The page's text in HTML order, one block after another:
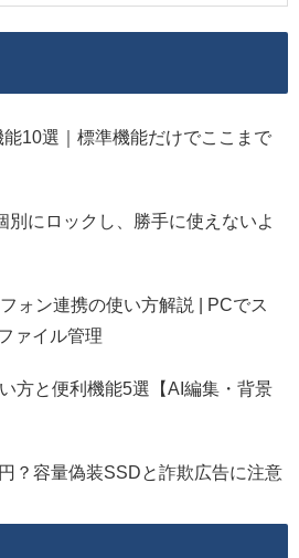
10選｜標準機能だけでここまで
別にロックし、勝手に使えないよ
ォン連携の使い方解説 | PCでス
ァイル管理
方と便利機能5選【AI編集・背景
？容量偽装SSDと詐欺広告に注意